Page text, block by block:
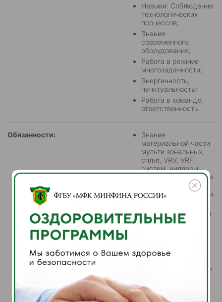
Навыки: Соблюдение
технологических
процессов;
Знание
современного
оборудования;
Работа в режиме
многозадачности;
Энергичность,
пунктуальность;
Работа в команде,
ответственность.
Обязанности:
Знание
материальной части
мульти зональных,
сплит, VRV, VRF
систем, чиллеры,
фанкойлы, приточная
вентиляция, подпоры
Знание нормативной
базы, Сан ПиН норм;
документацией;
Ведение паспортов и
карт;
Составление